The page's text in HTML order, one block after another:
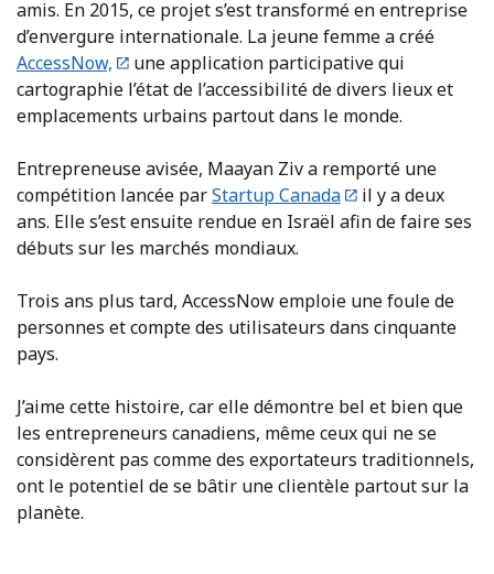
amis. En 2015, ce projet s’est transformé en entreprise
d’envergure internationale. La jeune femme a créé
AccessNow,
une application participative qui
cartographie l’état de l’accessibilité de divers lieux et
emplacements urbains partout dans le monde.
Entrepreneuse avisée, Maayan Ziv a remporté une
compétition lancée parStartup Canada
il y a deux
ans. Elle s’est ensuite rendue en Israël afin de faire ses
débuts sur les marchés mondiaux.
Trois ans plus tard, AccessNow emploie une foule de
personnes et compte des utilisateurs dans cinquante
pays.
J’aime cette histoire, car elle démontre bel et bien que
les entrepreneurs canadiens, même ceux qui ne se
considèrent pas comme des exportateurs traditionnels,
ont le potentiel de se bâtir une clientèle partout sur la
planète.